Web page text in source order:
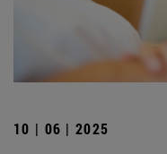
10 | 06 | 2025